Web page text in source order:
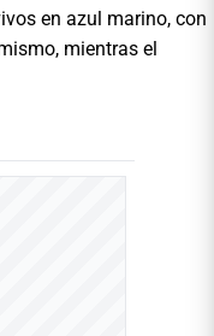
en azul marino, con
mientras el